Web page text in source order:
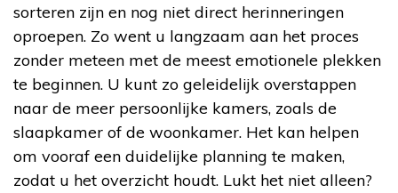
sorteren zijn en nog niet direct herinneringen
oproepen. Zo went u langzaam aan het proces
zonder meteen met de meest emotionele plekken
te beginnen. U kunt zo geleidelijk overstappen
naar de meer persoonlijke kamers, zoals de
slaapkamer of de woonkamer. Het kan helpen
om vooraf een duidelijke planning te maken,
zodat u het overzicht houdt. Lukt het niet alleen?